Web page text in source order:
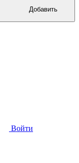
Добавить
Войти